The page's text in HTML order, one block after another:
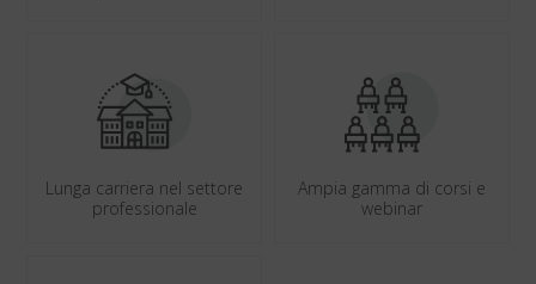
Lunga carriera nel settore
professionale
Ampia gamma di corsi e
webinar